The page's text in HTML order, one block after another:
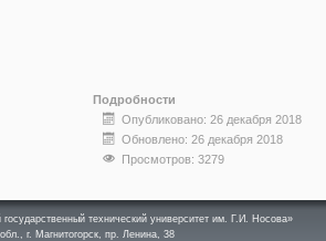
Подробности
Опубликовано: 26 декабря 2018
Обновлено: 26 декабря 2018
Просмотров: 3279
технический университет им. Г.И. Носова»
г. Магнитогорск, пр. Ленина, 38